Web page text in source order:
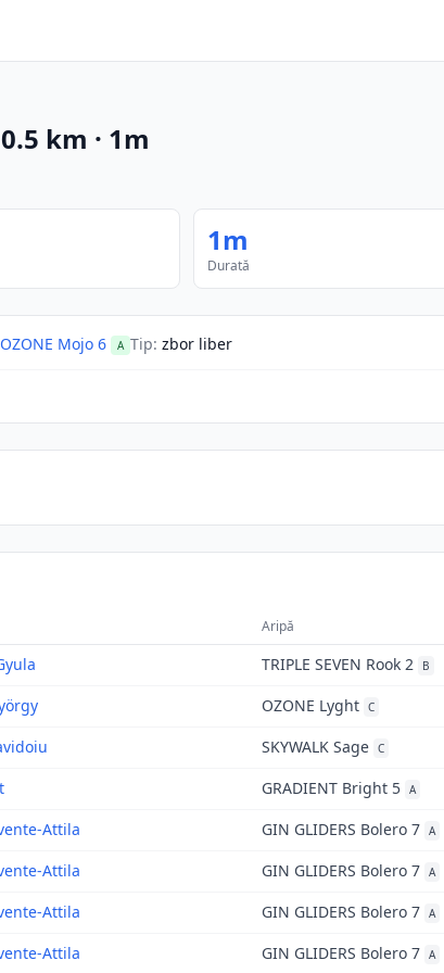
0.5 km · 1m
1m
Durată
OZONE Mojo 6 A Tip: zbor liber
Aripă
TRIPLE SEVEN Rook 2 B
OZONE Lyght C
SKYWALK Sage C
GRADIENT Bright 5 A
Attila GIN GLIDERS Bolero 7 A
Attila GIN GLIDERS Bolero 7 A
Attila GIN GLIDERS Bolero 7 A
Attila GIN GLIDERS Bolero 7 A